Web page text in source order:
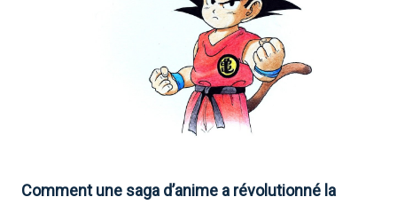
Comment une saga d’anime a révolutionné la